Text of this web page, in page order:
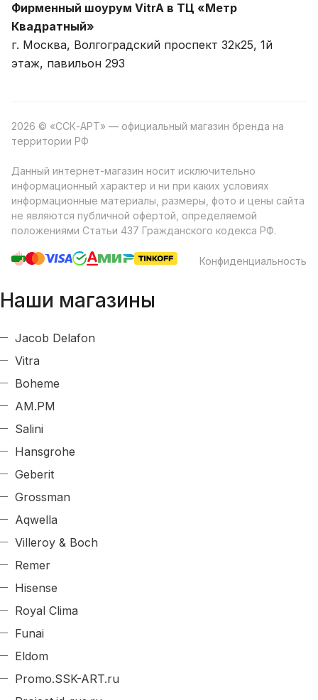
Фирменный шоурум VitrA в ТЦ «Метр
Квадратный»
г. Москва, Волгоградский проспект 32к25, 1й
этаж, павильон 293
2026 © «ССК-АРТ» — официальный магазин бренда на
территории РФ
Данный интернет-магазин носит исключительно
информационный характер и ни при каких условиях
информационные материалы, размеры, фото и цены сайта
не являются публичной офертой, определяемой
положениями Статьи 437 Гражданского кодекса РФ.
Конфиденциальность
Наши магазины
Jacob Delafon
Vitra
Boheme
AM.PM
Salini
Hansgrohe
Geberit
Grossman
Aqwella
Villeroy & Boch
Remer
Hisense
Royal Clima
Funai
Eldom
Promo.SSK-ART.ru